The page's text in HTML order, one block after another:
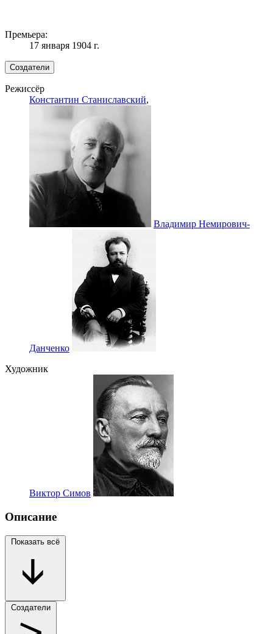
Премьера:
17 января 1904 г.
Создатели
Режиссёр
Константин Станиславский,
Владимир Немирович-
Данченко
Художник
Виктор Симов
Описание
Показать всё
Создатели